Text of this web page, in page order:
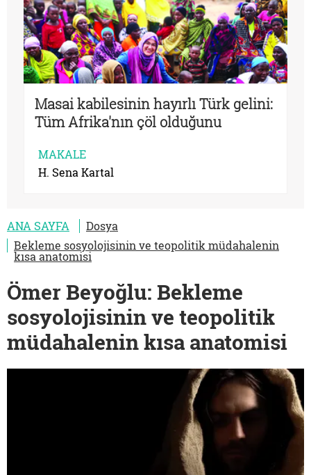
Masai kabilesinin hayırlı Türk gelini:
Tüm Afrika'nın çöl olduğunu
MAKALE
H. Sena Kartal
ANA SAYFA
Dosya
Bekleme sosyolojisinin ve teopolitik müdahalenin
kısa anatomisi
Ömer Beyoğlu: Bekleme
sosyolojisinin ve teopolitik
müdahalenin kısa anatomisi